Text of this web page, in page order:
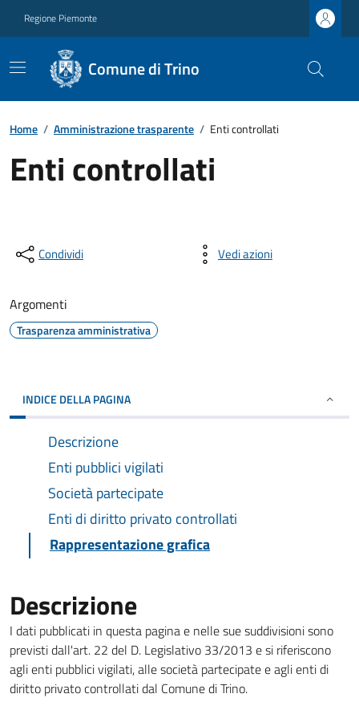
Regione Piemonte
Comune di Trino
Home / Amministrazione trasparente / Enti controllati
Enti controllati
Condividi Vedi azioni
Argomenti
Trasparenza amministrativa
INDICE DELLA PAGINA
Descrizione
Enti pubblici vigilati
Società partecipate
Enti di diritto privato controllati
Rappresentazione grafica
Descrizione
I dati pubblicati in questa pagina e nelle sue suddivisioni sono
previsti dall'art. 22 del D. Legislativo 33/2013 e si riferiscono
agli enti pubblici vigilati, alle società partecipate e agli enti di
diritto privato controllati dal Comune di Trino.